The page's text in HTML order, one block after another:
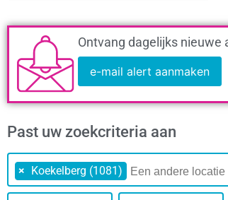
Ontvang dagelijks
e-mail alert aanmaken
Past uw zoekcriteria aan
× Koekelberg (1081)